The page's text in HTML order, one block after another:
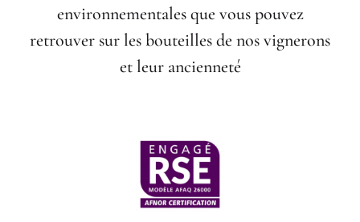
environnementales que vous pouvez
retrouver sur les bouteilles de nos vignerons
et leur ancienneté